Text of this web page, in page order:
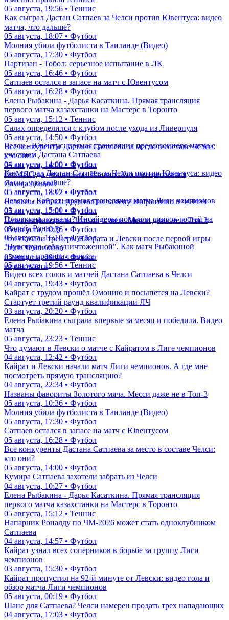
05 августа, 19:56 • Теннис
Как сыграл Дастан Сатпаев за Челси против Ювентуса: видео
матча, что дальше?
05 августа, 18:07 • Футбол
Молния убила футболиста в Таиланде (Видео)
05 августа, 17:30 • Футбол
Партизан - Тобол: серьезное испытание в ЛК
05 августа, 16:46 • Футбол
Сатпаев остался в запасе на матч с Ювентусом
05 августа, 16:28 • Футбол
Елена Рыбакина - Дарья Касаткина. Прямая трансляция
первого матча казахстанки на Мастерс в Торонто
05 августа, 15:12 • Теннис
Салах определился с клубом после ухода из Ливерпуля
05 августа, 14:50 • Футбол
Все конкуренты Дастана Сатпаева за место в составе Челси:
кто они?
05 августа, 14:00 • Футбол
От МЛС до чемпионата Италии. Кто интересовался
Самородовым?
05 августа, 13:12 • Футбол
Названы пять кандидатов на замену Инфантино в ФИФА
05 августа, 12:01 • Футбол
Названы фавориты Золотого мяча. Месси даже не в Топ-3
05 августа, 10:36 • Футбол
Что сказали тренеры Кайрата и Левски после первой игры
Лиги чемпионов
05 августа, 09:41 • Футбол
еще новости
Челси - Ювентус: прямая трансляция предсезонного матча с
участием Дастана Сатпаева
04 августа, 14:00 • Футбол
Как сыграл Дастан Сатпаев за Челси против Ювентуса: видео
матча, что дальше?
05 августа, 18:07 • Футбол
Левски - Кайрат: прямая трансляция матча Лиги чемпионов
03 августа, 15:00 • Футбол
Головкина позвали? Инсайдеры показали список гостей на
свадьбу Роналду
03 августа, 16:10 • Футбол
"Чувствую себя уничтоженной". Как матч Рыбакиной
изменил правила тенниса
05 августа, 19:56 • Теннис
Видео всех голов и матчей Дастана Сатпаева в Челси
04 августа, 19:43 • Футбол
Кайрат с трудом прошёл Омонию и посыпется на Левски?
Стартует третий раунд квалификации ЛЧ
03 августа, 20:20 • Футбол
Елена Рыбакина сыграла впервые за месяц и победила. Видео
матча
05 августа, 23:23 • Теннис
Что думают в Левски о матче с Кайратом в Лиге чемпионов
04 августа, 12:42 • Футбол
Кайрат и Левски начали матч Лиги чемпионов. А где мне
посмотреть прямую трансляцию?
04 августа, 22:34 • Футбол
Названы фавориты Золотого мяча. Месси даже не в Топ-3
05 августа, 10:36 • Футбол
Молния убила футболиста в Таиланде (Видео)
05 августа, 17:30 • Футбол
Сатпаев остался в запасе на матч с Ювентусом
05 августа, 16:28 • Футбол
Все конкуренты Дастана Сатпаева за место в составе Челси:
кто они?
05 августа, 14:00 • Футбол
Кумира Сатпаева захотели забрать из Челси
04 августа, 10:27 • Футбол
Елена Рыбакина - Дарья Касаткина. Прямая трансляция
первого матча казахстанки на Мастерс в Торонто
05 августа, 15:12 • Теннис
Напарник Роналду по ЧМ-2026 может стать одноклубником
Сатпаева
04 августа, 14:57 • Футбол
Кайрат узнал всех соперников в борьбе за группу Лиги
чемпионов
03 августа, 15:30 • Футбол
Кайрат пропустил на 92-й минуте от Левски: видео гола и
обзор матча Лиги чемпионов
05 августа, 00:19 • Футбол
Шанс для Сатпаева? Челси намерен продать трех нападающих
04 августа, 17:03 • Футбол